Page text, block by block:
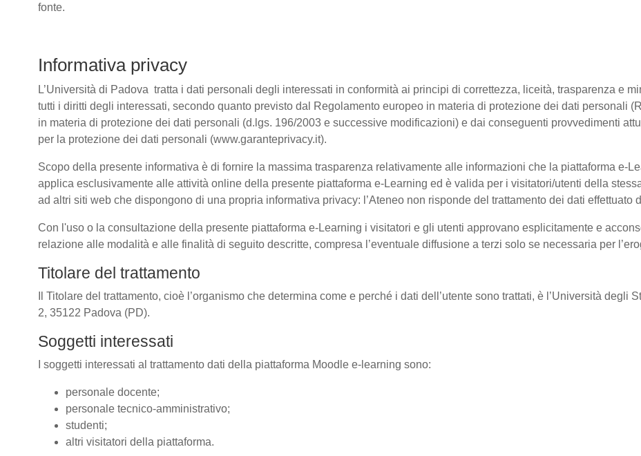
fonte.
Informativa privacy
L’Università di Padova tratta i dati personali degli interessati in conformità ai principi di correttezza, liceità, trasparenza e
tutti i diritti degli interessati, secondo quanto previsto dal Regolamento europeo in materia di protezione dei dati personali
in materia di protezione dei dati personali (d.lgs. 196/2003 e successive modificazioni) e dai conseguenti provvedimenti
per la protezione dei dati personali (www.garanteprivacy.it).
Scopo della presente informativa è di fornire la massima trasparenza relativamente alle informazioni che la piattaforma e-
applica esclusivamente alle attività online della presente piattaforma e-Learning ed è valida per i visitatori/utenti della
ad altri siti web che dispongono di una propria informativa privacy: l’Ateneo non risponde del trattamento dei dati effettuato
Con l'uso o la consultazione della presente piattaforma e-Learning i visitatori e gli utenti approvano esplicitamente e
relazione alle modalità e alle finalità di seguito descritte, compresa l’eventuale diffusione a terzi solo se necessaria per
Titolare del trattamento
Il Titolare del trattamento, cioè l’organismo che determina come e perché i dati dell’utente sono trattati, è l’Università
2, 35122 Padova (PD).
Soggetti interessati
I soggetti interessati al trattamento dati della piattaforma Moodle e-learning sono:
personale docente;
personale tecnico-amministrativo;
studenti;
altri visitatori della piattaforma.